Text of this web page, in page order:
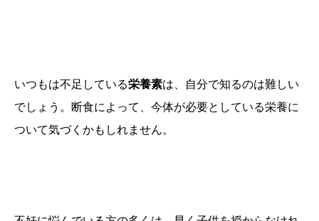
いつもは不足している栄養素は、自分で知るのは難しい
でしょう。断食によって、今体が必要としている栄養に
ついて気づくかもしれません。